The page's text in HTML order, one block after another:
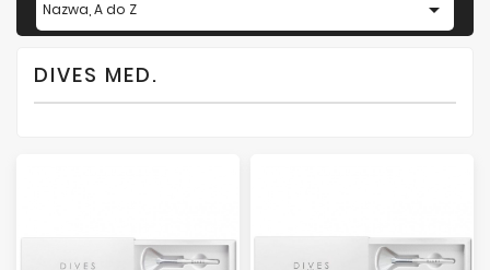
Mezoterapia
Peelingi
PRP
Nazwa, A do Z 
DIVES MED.